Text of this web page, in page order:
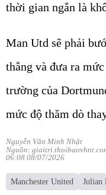
thời gian ngắn là
Man Utd sẽ phải
thẳng và đưa ra
trường của
mức độ thăm dò
Nguyễn Văn Minh Nhật
Nguồn:
06:08 08/07/2026
Manchester United Julian